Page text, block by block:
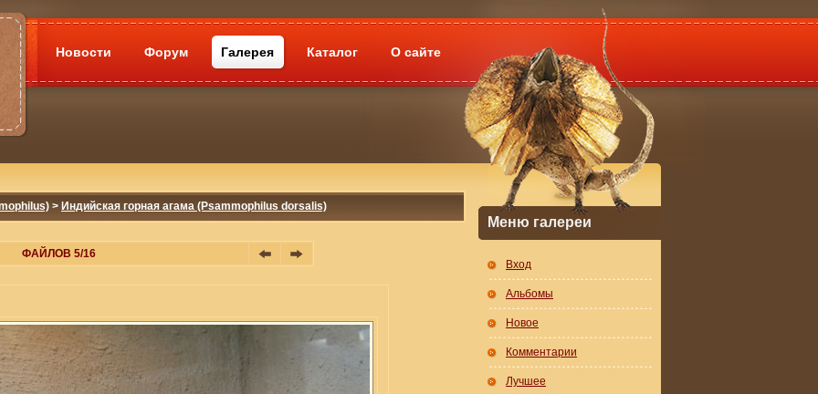
Новости Форум Галерея Каталог О сайте
> Индийская горная агама (Psammophilus dorsalis)
ФАЙЛОВ 5/16
Меню галереи
Вход
Альбомы
Новое
Комментарии
Лучшее